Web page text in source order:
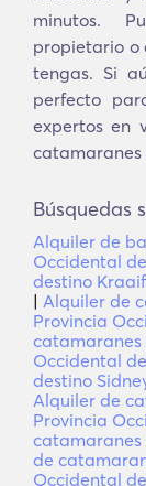
minutos.
propietario o
tengas. Si
perfecto
expertos en
catamaranes
Búsquedas
Alquiler de
Occidental
destino
| Alquiler de
Provincia
catamaranes
Occidental
destino
Alquiler de
Provincia
catamaranes
de
Occidental